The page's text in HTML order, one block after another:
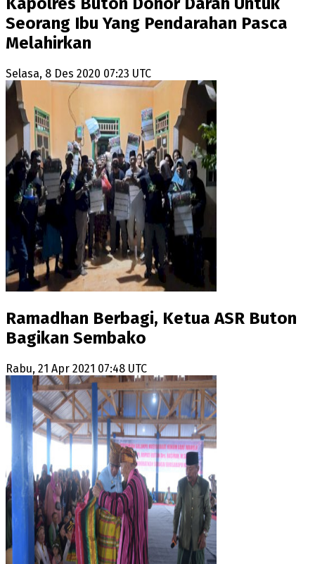
Seorang Ibu Yang Pendarahan Pasca
Melahirkan
Selasa, 8 Des 2020 07:23 UTC
Ramadhan Berbagi, Ketua ASR Buton
Bagikan Sembako
Rabu, 21 Apr 2021 07:48 UTC